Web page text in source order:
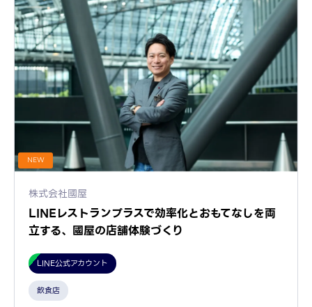
NEW
株式会社國屋
LINEレストランプラスで効率化とおもてなしを両
立する、國屋の店舗体験づくり
LINE公式アカウント
飲食店